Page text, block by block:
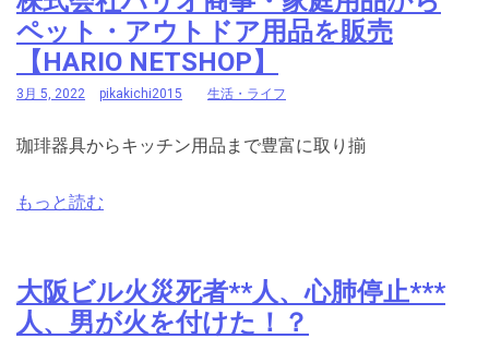
ペット・アウトドア用品を販売
【HARIO NETSHOP】
3月 5, 2022 pikakichi2015 生活・ライフ
珈琲器具からキッチン用品まで豊富に取り揃
もっと読む
大阪ビル火災死者**人、心肺停止***
人、男が火を付けた！？